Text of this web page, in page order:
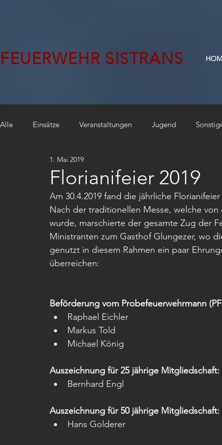
FEUERWEHR SISTRANS
Alle Einsätze Veranstaltungen Jugend
Florianifeier 2019
1. Mai 2019
Am 30.4.2019 fand die jährliche
Nach der traditionellen Messe, welche
wurde, marschierte der gesamte Zug der
Ministranten zum Gasthof Glungezer, wo
genutzt in diesem Rahmen ein paar
überreichen:
Beförderung vom Probefeuerwehrmann
Raphael Eichler
Markus Told
Michael König
Auszeichnung für 25 jährige Mitgliedschaft:
Bernhard Engl
Auszeichnung für 50 jährige Mitgliedschaft:
Hans Golderer